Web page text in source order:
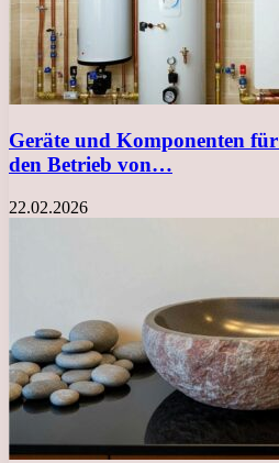
Geräte und Komponenten
den Betrieb von…
22.02.2026